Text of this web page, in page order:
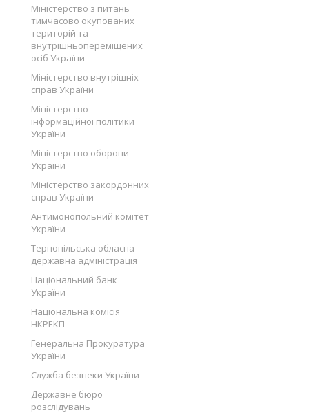
Міністерство з питань
тимчасово окупованих
територій та
внутрішньопереміщених
осіб України
Міністерство внутрішніх
справ України
Міністерство
інформаційної політики
України
Міністерство оборони
України
Міністерство закордонних
справ України
Антимонопольний комітет
України
Тернопільська обласна
державна адміністрація
Національний банк
України
Національна комісія
НКРЕКП
Генеральна Прокуратура
України
Служба безпеки України
Державне бюро
розслідувань